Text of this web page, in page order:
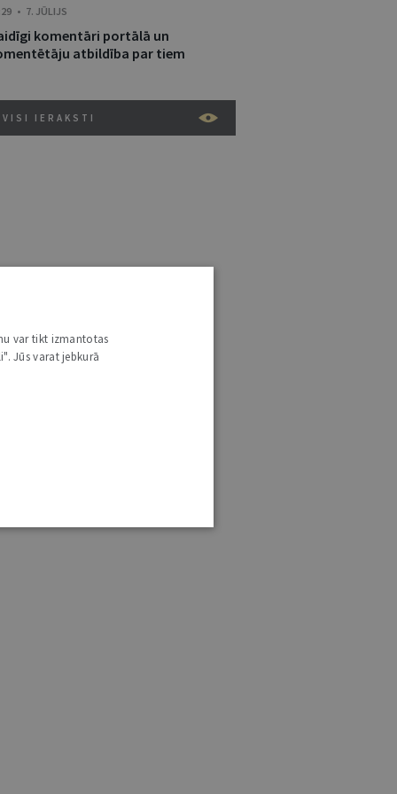
• 7. JŪLIJS
komentāri portālā un
atbildība par tiem
VISI IERAKSTI
var tikt izmantotas
Jūs varat jebkurā